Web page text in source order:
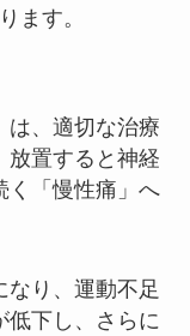
ます。
は、適切な治療
放置すると神経
く「慢性痛」へ
り、運動不足
低下し、さらに